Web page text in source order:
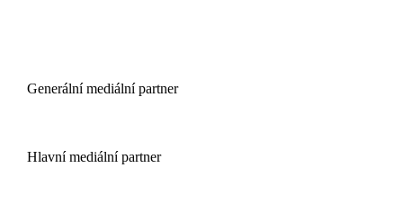
Generální mediální partner
Hlavní mediální partner